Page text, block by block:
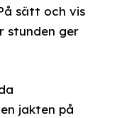
sätt och vis
stunden ger
jakten på